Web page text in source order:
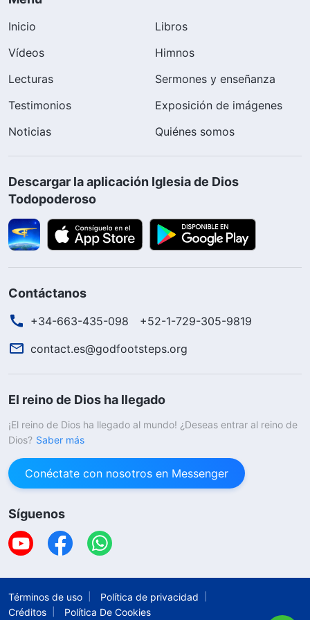
Inicio
Libros
Vídeos
Himnos
Lecturas
Sermones y enseñanza
Testimonios
Exposición de imágenes
Noticias
Quiénes somos
Descargar la aplicación Iglesia de Dios
Todopoderoso
Contáctanos
+34-663-435-098
+52-1-729-305-9819
contact.es@godfootsteps.org
El reino de Dios ha llegado
¡El reino de Dios ha llegado al mundo! ¿Deseas entrar al reino de
Dios? Saber más
Conéctate con nosotros en Messenger
Síguenos
Términos de uso
Política de privacidad
Créditos
Política De Cookies